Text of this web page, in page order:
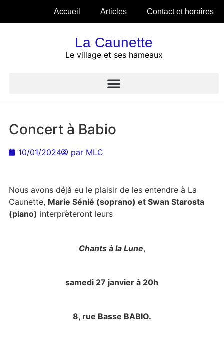
Accueil Articles Contact et horaires
La Caunette
Le village et ses hameaux
Concert à Babio
10/01/2024 parMLC
Nous avons déjà eu le plaisir de les entendre à La
Caunette, Marie Sénié (soprano) et Swan Starosta
(piano) interprèteront leurs
Chants à la Lune,
samedi 27 janvier à 20h
8, rue Basse BABIO.